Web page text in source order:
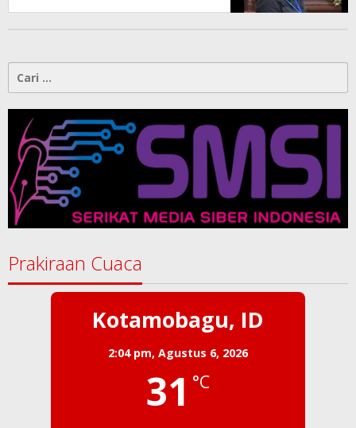
Konspirasi Melanggar Aturan”
Cari
Prakiraan Cuaca
Kotamobagu, ID
2:04 pm, Agustus 6, 2026
31 °C